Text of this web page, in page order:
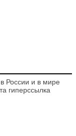
России и в мире
гиперссылка